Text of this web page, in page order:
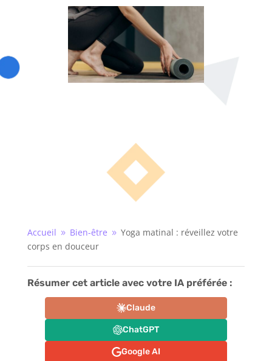
Accueil 9 Bien-être 9 Yoga matinal : réveillez votre
corps en douceur
Résumer cet article avec votre IA préférée :
Claude
ChatGPT
Google AI